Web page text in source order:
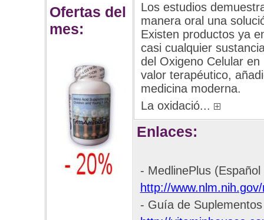
Ofertas del
mes:
Los estudios
manera oral una
Existen productos ya
casi cualquier
del Oxigeno Celular
valor terapéutico,
medicina moderna.
La oxidació...
Enlaces:
- MedlinePlus
http://
- Guía de